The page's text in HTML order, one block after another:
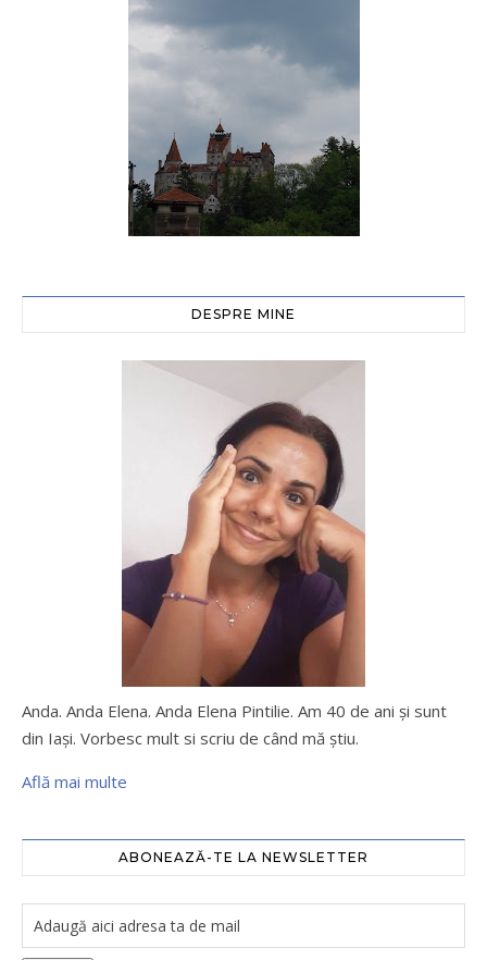
DESPRE MINE
Anda. Anda Elena. Anda Elena Pintilie. Am 40 de ani şi sunt
din Iaşi. Vorbesc mult si scriu de când mă ştiu.
Află mai multe
ABONEAZĂ-TE LA NEWSLETTER